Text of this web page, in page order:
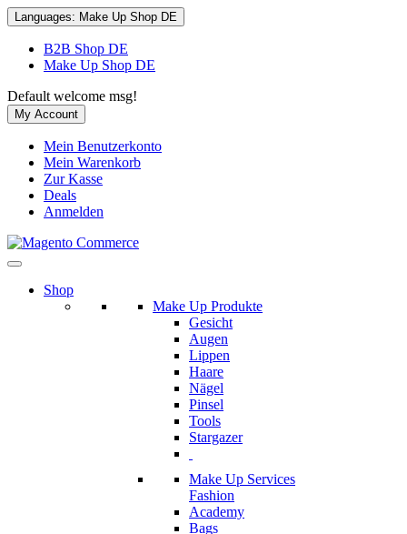
Languages: Make Up Shop DE
B2B Shop DE
Make Up Shop DE
Default welcome msg!
My Account
Mein Benutzerkonto
Mein Warenkorb
Zur Kasse
Deals
Anmelden
Shop
Make Up Produkte
Gesicht
Augen
Lippen
Haare
Nägel
Pinsel
Tools
Stargazer
Make Up Services
Fashion
Academy
Bags